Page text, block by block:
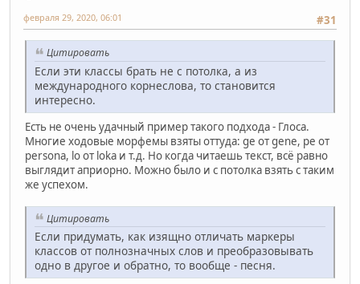
#31
февраля 29, 2020, 06:01
Цитировать
Если эти классы брать не с потолка, а из
международного корнеслова, то становится
интересно.
Есть не очень удачный пример такого подхода - Глоса.
Многие ходовые морфемы взяты оттуда: ge от gene, pe от
persona, lo от loka и т.д. Но когда читаешь текст, всё равно
выглядит априорно. Можно было и с потолка взять с таким
же успехом.
Цитировать
Если придумать, как изящно отличать маркеры
классов от полнозначных слов и преобразовывать
одно в другое и обратно, то вообще - песня.